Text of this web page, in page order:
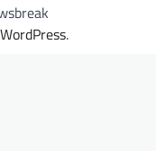
WordPress.